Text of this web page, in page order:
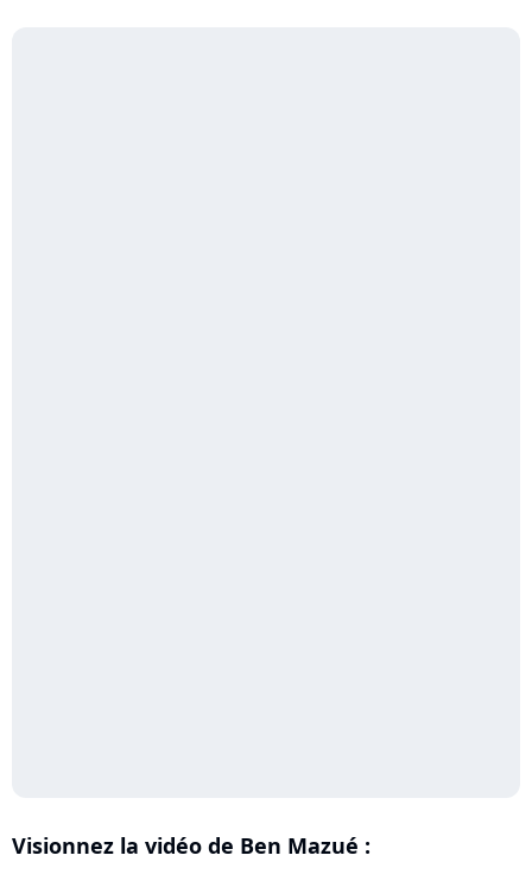
Visionnez la vidéo de Ben Mazué :